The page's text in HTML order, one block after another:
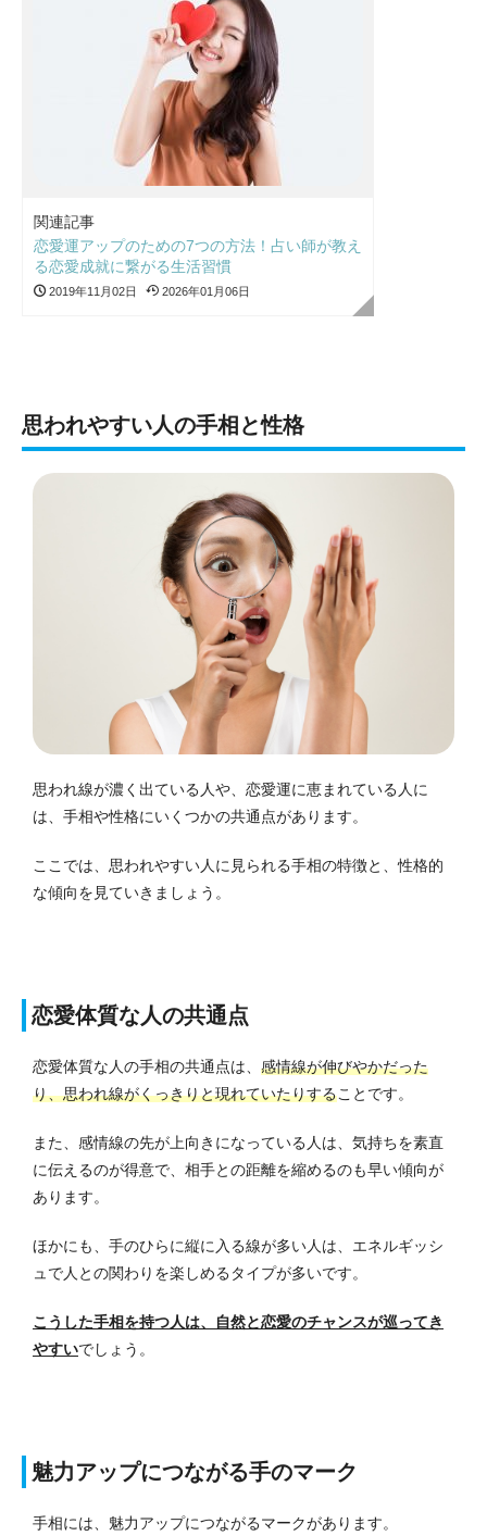
関連記事
恋愛運アップのための7つの方法！占い師が教え
る恋愛成就に繋がる生活習慣
2019年11月02日 2026年01月06日
思われやすい人の手相と性格
思われ線が濃く出ている人や、恋愛運に恵まれている人に
は、手相や性格にいくつかの共通点があります。
ここでは、思われやすい人に見られる手相の特徴と、性格的
な傾向を見ていきましょう。
恋愛体質な人の共通点
恋愛体質な人の手相の共通点は、 感情線が伸びやかだった
り、思われ線がくっきりと現れていたりすることです。
また、 感情線の先が上向きになっている人は、気持ちを素直
に伝えるのが得意で、相手との距離を縮めるのも早い傾向が
あります。
ほかにも、手のひらに縦に入る線が多い人は、エネルギッシ
ュで人との関わりを楽しめるタイプが多いです。
こうした手相を持つ人は、自然と恋愛のチャンスが巡ってき
やすいでしょう。
魅力アップにつながる手のマーク
手相には、魅力アップにつながるマークがあります。